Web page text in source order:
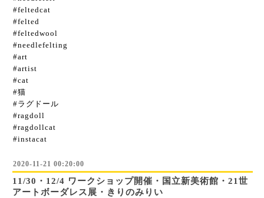
#feltedcat
#felted
#feltedwool
#needlefelting
#art
#artist
#cat
#猫
#ラグドール
#ragdoll
#ragdollcat
#instacat
2020-11-21 00:20:00
11/30・12/4 ワークショップ開催・国立新美術館・21世
アートボーダレス展・きりのみりい